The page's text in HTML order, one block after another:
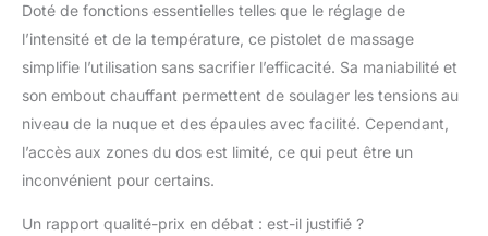
portable dans le design
le plus petit et le plus
compact à ce jour : 30
% plus petit, plus léger
et plus silencieux que
l'original, mais tout
aussi efficace, le
voyage que vous
Doté de fonctions essentielles telles que le réglage de
l’intensité et de la température, ce pistolet de massage
simplifie l’utilisation sans sacrifier l’efficacité. Sa maniabilité et
son embout chauffant permettent de soulager les tensions au
niveau de la nuque et des épaules avec facilité. Cependant,
l’accès aux zones du dos est limité, ce qui peut être un
inconvénient pour certains.
Un rapport qualité-prix en débat : est-il justifié ?